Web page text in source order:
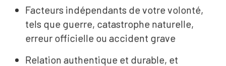
Facteurs indépendants de votre volonté,
tels que guerre, catastrophe naturelle,
erreur officielle ou accident grave
Relation authentique et durable, et